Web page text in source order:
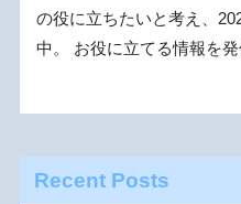
の役に立ちたいと考え、
中。 お役に立てる情報を
Recent Posts